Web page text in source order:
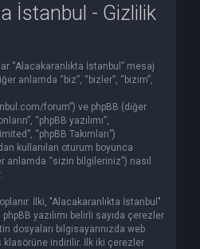
İstanbul - Gizlilik
“Alacakaranlıkta İstanbul” mesaj
anlamda “biz”, “bizler”, “bizim”,
forum”) ve phpBB (diğer
“phpBB yazılımı”,
“phpBB Takımları”)
kullanılan oturum boyunca
anlamda “sizin bilgileriniz”) nasıl
İlki, "Alacakaranlıkta İstanbul"
yazılımı belirli sayıda çerezler
dosyaları bilgisayarınızda web
klasörüne indirilir. İlk iki çerezler